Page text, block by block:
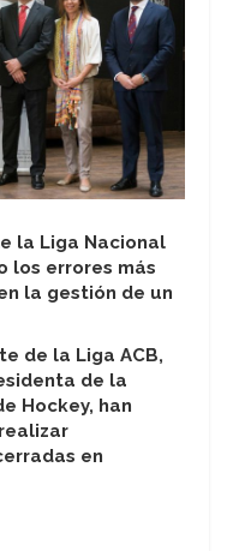
la Liga Nacional
los errores más
la gestión de un
de la Liga ACB,
de la
Hockey, han
en